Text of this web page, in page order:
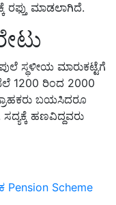
ರಫ್ತು ಮಾಡಲಾಗಿದೆ.
ಸ್ಥಳೀಯ ಮಾರುಕಟ್ಟೆಗೆ
1200 ರಿಂದ 2000
ಬಯಸಿದರೂ
ಹಣವಿದ್ದವರು
Scheme